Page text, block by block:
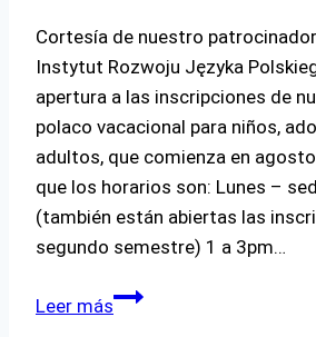
Cortesía de nuestro
Instytut Rozwoju Języka
apertura a las inscripciones de
polaco vacacional para niños,
adultos, que comienza en
que los horarios son: Lunes –
(también están abiertas las
segundo semestre) 1 a 3pm…
Leer más¡Bienvenidos